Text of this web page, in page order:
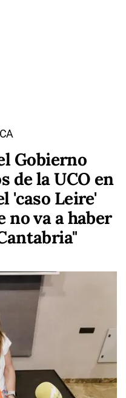
Gobierno
de la UCO en
'caso Leire'
no va a haber